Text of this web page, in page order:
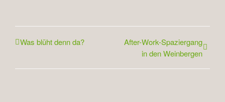
Was blüht denn da?
After-Work-Spaziergang
in den Weinbergen